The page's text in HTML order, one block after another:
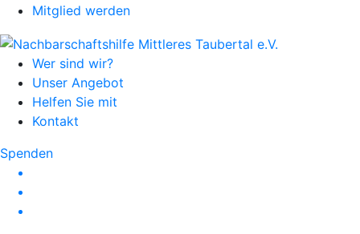
Mitglied werden
Wer sind wir?
Unser Angebot
Helfen Sie mit
Kontakt
Spenden